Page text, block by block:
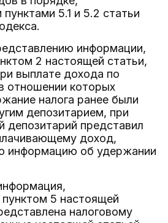
5.1 и 5.2 статьи
информации,
2 настоящей статьи,
выплате дохода по
отношении которых
налога ранее были
депозитарием, при
депозитарий представил
доход,
информацию об удержании
5 настоящей
налоговому